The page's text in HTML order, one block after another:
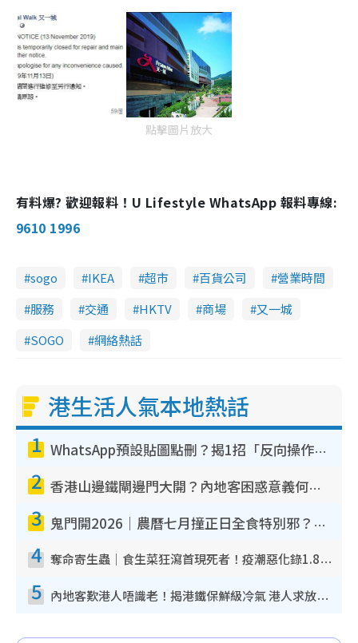
點擊圖片放大
有料爆? 歡迎報料！U Lifestyle WhatsApp 報料專線:
9610 1996
sogo IKEA 超市 百貨公司
營業時間
服務
交通 HKTV 商場
又一城
SOGO
網絡熱話
港生活人氣本地熱話
1 WhatsApp預設貼圖點刪？揭1招「反向操作」還原簡潔介面 附3步實測教學
2 香港山邊鐵閘邊門大開？內地客困惑意義何在！網民神回覆：呢種叫法理性防禦
3 鬼門開2026｜農曆七月撞正日全食特別邪？專家警告切忌做一事！揭4大禁忌+2招保平安
4 奪命寄生蟲｜食生菜狂瀉首現死者！疫潮惡化錄1.8萬宗病例 揭洗菜3大謬誤
5 內地客歎港人唔識老！揭港鐵保鮮級冷氣 港人求放過：咪投訴